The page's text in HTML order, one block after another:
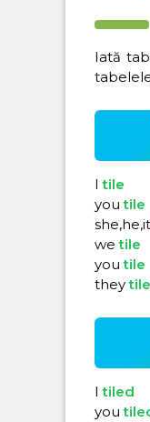
Iată
Itile
youtile
wetile
youtile
theytile
Itiled
you